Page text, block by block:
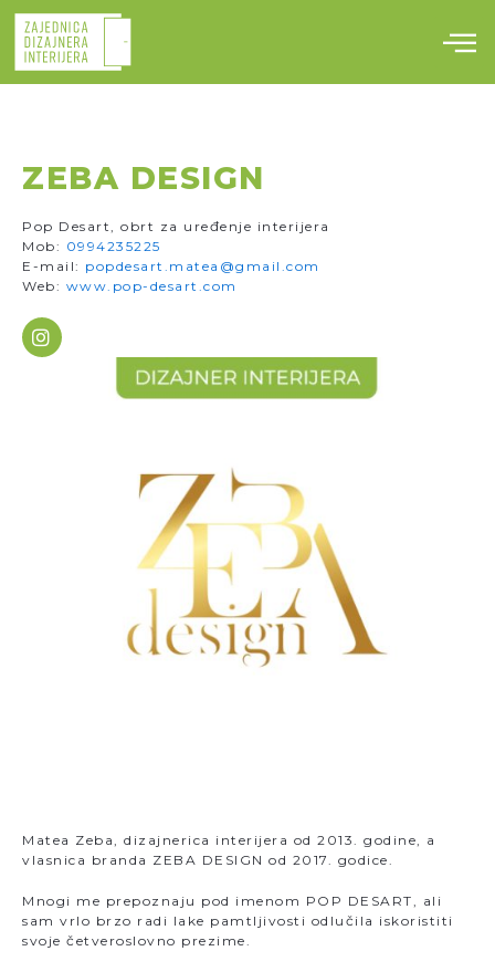
Skip
content
ZEBA DESIGN
Pop Desart, obrt za uređenje interijera
Mob: 0994235225
E-mail: popdesart.matea@gmail.com
Web: www.pop-desart.com
I
n
Matea Zeba, dizajnerica interijera od 2013. godine, a
vlasnica branda ZEBA DESIGN od 2017. godice.
Mnogi me prepoznaju pod imenom POP DESART, ali
sam vrlo brzo radi lake pamtljivosti odlučila iskoristiti
svoje četveroslovno prezime.